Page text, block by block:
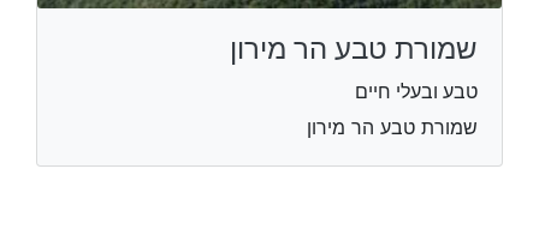
שמורת טבע הר מירון
טבע ובעלי חיים
שמורת טבע הר מירון